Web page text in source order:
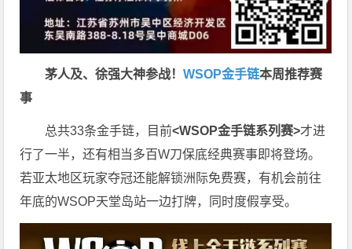
茅人及、徐强大神参战！WSOP金手链本周推荐赛
事
总共33条金手链，目前<WSOP金手链系列赛>才进
行了一半，还有相当多百W刀保底经典赛事即将登场。
若亚太地区玩家夺冠还能解锁洲际免费赛，有机会前往
年底的WSOP天堂岛站一边打牌，同时度假享受。